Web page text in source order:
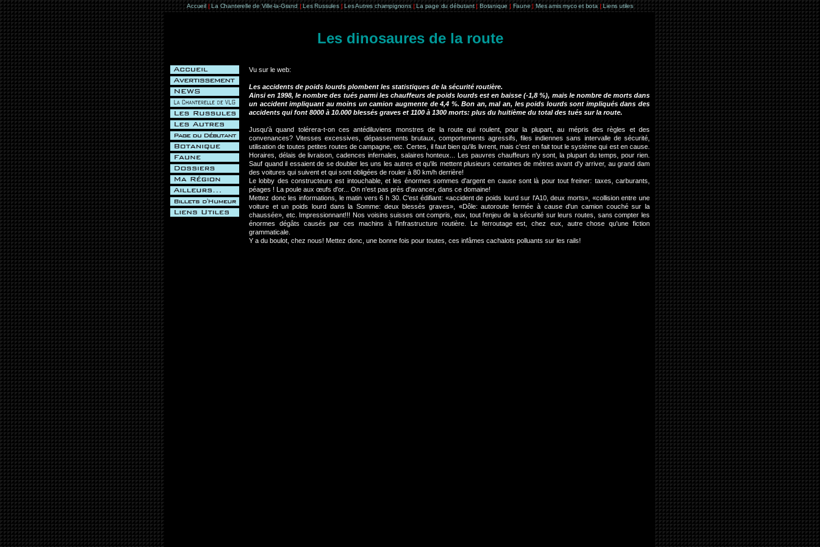
Accueil | La Chanterelle de Ville-la-Grand | Les Russules | Les Autres champignons | La page du débutant | Botanique | Faune | Mes amis myco et bota | Liens utiles
Les dinosaures de la route
Vu sur le web:
Les accidents de poids lourds plombent les statistiques de la sécurité routière.
Ainsi en 1998, le nombre des tués parmi les chauffeurs de poids lourds est en baisse (-1,8 %), mais le nombre de morts dans
un accident impliquant au moins un camion augmente de 4,4 %. Bon an, mal an, les poids lourds sont impliqués dans des
accidents qui font 8000 à 10.000 blessés graves et 1100 à 1300 morts: plus du huitième du total des tués sur la route.
Jusqu'à quand tolérera-t-on ces antédiluviens monstres de la route qui roulent, pour la plupart, au mépris des règles et des
convenances? Vitesses excessives, dépassements brutaux, comportements agressifs, files indiennes sans intervalle de sécurité,
utilisation de toutes petites routes de campagne, etc. Certes, il faut bien qu'ils livrent, mais c'est en fait tout le système qui est en cause.
Horaires, délais de livraison, cadences infernales, salaires honteux... Les pauvres chauffeurs n'y sont, la plupart du temps, pour rien.
Sauf quand il essaient de se doubler les uns les autres et qu'ils mettent plusieurs centaines de mètres avant d'y arriver, au grand dam
des voitures qui suivent et qui sont obligées de rouler à 80 km/h derrière!
Le lobby des constructeurs est intouchable, et les énormes sommes d'argent en cause sont là pour tout freiner: taxes, carburants,
péages ! La poule aux œufs d'or... On n'est pas près d'avancer, dans ce domaine!
Mettez donc les informations, le matin vers 6 h 30. C'est édifiant: «accident de poids lourd sur l'A10, deux morts», «collision entre une
voiture et un poids lourd dans la Somme: deux blessés graves», «Dôle: autoroute fermée à cause d'un camion couché sur la
chaussée», etc. Impressionnant!!! Nos voisins suisses ont compris, eux, tout l'enjeu de la sécurité sur leurs routes, sans compter les
énormes dégâts causés par ces machins à l'infrastructure routière. Le ferroutage est, chez eux, autre chose qu'une fiction
grammaticale.
Y a du boulot, chez nous! Mettez donc, une bonne fois pour toutes, ces infâmes cachalots polluants sur les rails!